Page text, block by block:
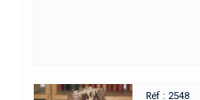
Réf : 2548